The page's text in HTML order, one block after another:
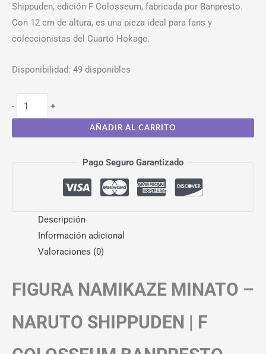
Shippuden, edición F Colosseum, fabricada por Banpresto.
Con 12 cm de altura, es una pieza ideal para fans y
coleccionistas del Cuarto Hokage.
Disponibilidad: 49 disponibles
- +
AÑADIR AL CARRITO
Pago Seguro Garantizado
Descripción
Información adicional
Valoraciones (0)
FIGURA NAMIKAZE MINATO –
NARUTO SHIPPUDEN | F